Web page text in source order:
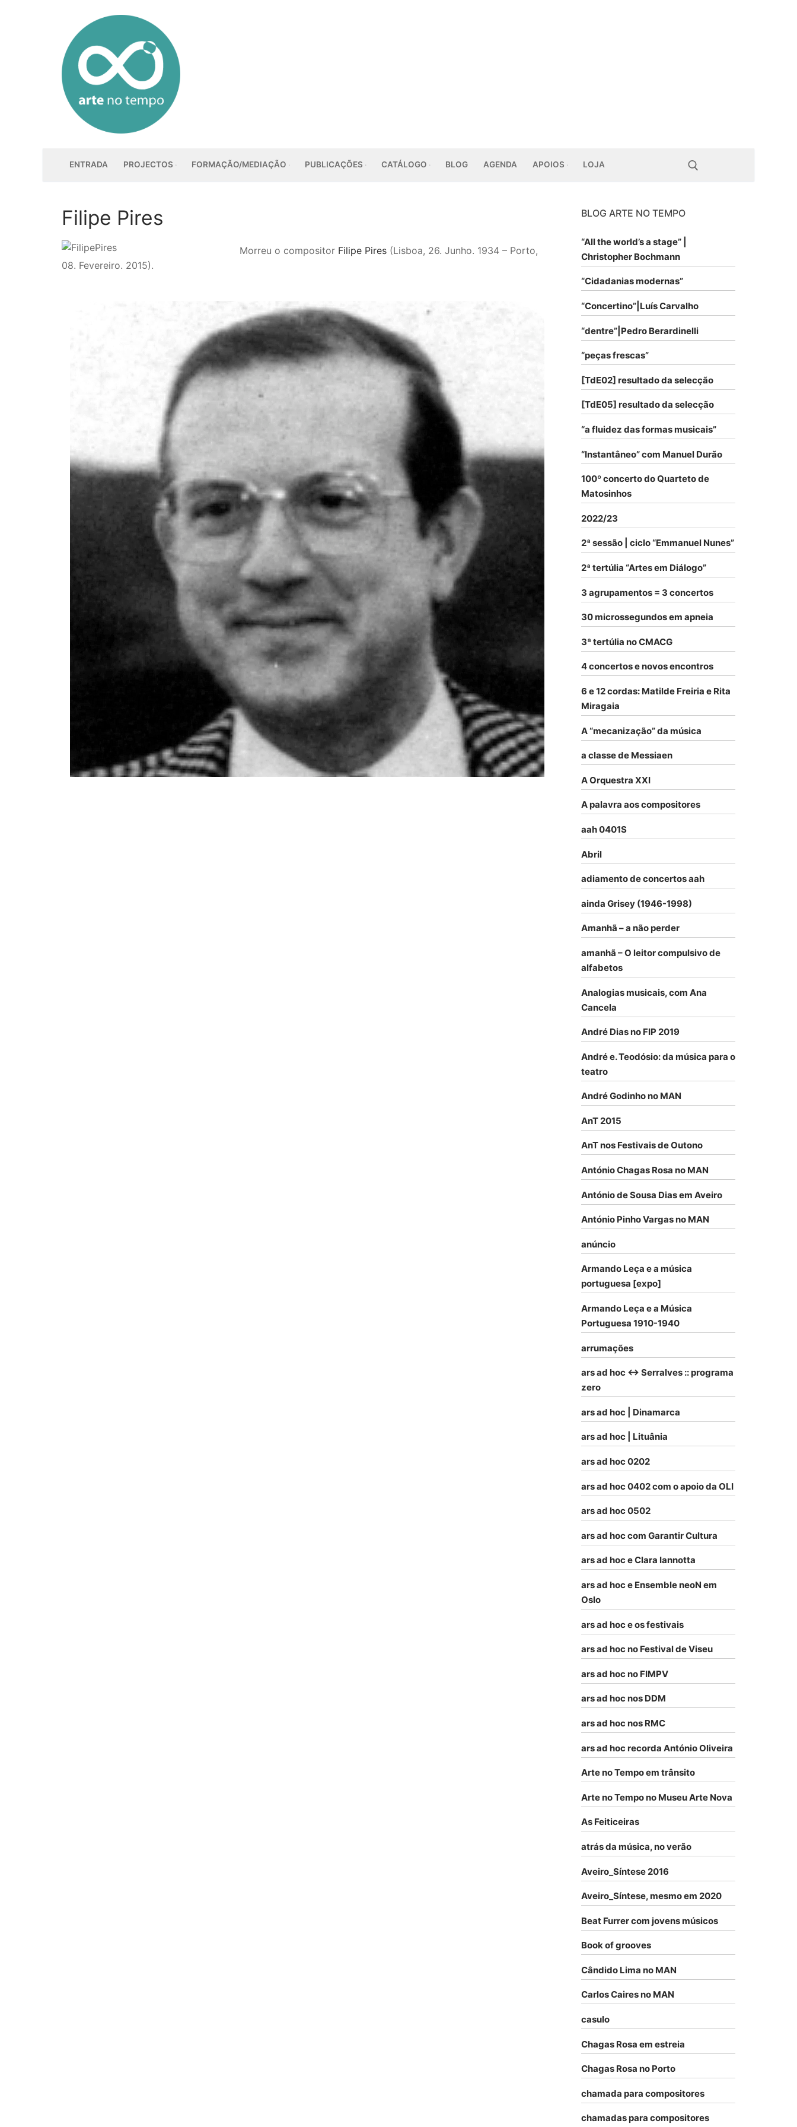
conteúdo
ENTRADA PROJECTOS FORMAÇÃO/MEDIAÇÃO PUBLICAÇÕES CATÁLOGO BLOG AGENDA APOIOS LOJA
Filipe Pires
Morreu o compositor Filipe Pires (Lisboa, 26. Junho. 1934 – Porto,
08. Fevereiro. 2015).
BLOG ARTE NO TEMPO
“All the world’s a stage” |
Christopher Bochmann
“Cidadanias modernas”
“Concertino”|Luís Carvalho
“dentre”|Pedro Berardinelli
“peças frescas”
[TdE02] resultado da selecção
[TdE05] resultado da selecção
“a fluidez das formas musicais”
“Instantâneo” com Manuel Durão
100º concerto do Quarteto de
Matosinhos
2022/23
2ª sessão | ciclo “Emmanuel Nunes”
2ª tertúlia “Artes em Diálogo”
3 agrupamentos = 3 concertos
30 microssegundos em apneia
3ª tertúlia no CMACG
4 concertos e novos encontros
6 e 12 cordas: Matilde Freiria e Rita
Miragaia
A “mecanização” da música
a classe de Messiaen
A Orquestra XXI
A palavra aos compositores
aah 0401S
Abril
adiamento de concertos aah
ainda Grisey (1946-1998)
Amanhã – a não perder
amanhã – O leitor compulsivo de
alfabetos
Analogias musicais, com Ana
Cancela
André Dias no FIP 2019
André e. Teodósio: da música para o
teatro
André Godinho no MAN
AnT 2015
AnT nos Festivais de Outono
António Chagas Rosa no MAN
António de Sousa Dias em Aveiro
António Pinho Vargas no MAN
anúncio
Armando Leça e a música
portuguesa [expo]
Armando Leça e a Música
Portuguesa 1910-1940
arrumações
ars ad hoc <-> Serralves :: programa
zero
ars ad hoc | Dinamarca
ars ad hoc | Lituânia
ars ad hoc 0202
ars ad hoc 0402 com o apoio da OLI
ars ad hoc 0502
ars ad hoc com Garantir Cultura
ars ad hoc e Clara Iannotta
ars ad hoc e Ensemble neoN em
Oslo
ars ad hoc e os festivais
ars ad hoc no Festival de Viseu
ars ad hoc no FIMPV
ars ad hoc nos DDM
ars ad hoc nos RMC
ars ad hoc recorda António Oliveira
Arte no Tempo em trânsito
Arte no Tempo no Museu Arte Nova
As Feiticeiras
atrás da música, no verão
Aveiro_Síntese 2016
Aveiro_Síntese, mesmo em 2020
Beat Furrer com jovens músicos
Book of grooves
Cândido Lima no MAN
Carlos Caires no MAN
casulo
Chagas Rosa em estreia
Chagas Rosa no Porto
chamada para compositores
chamadas para compositores